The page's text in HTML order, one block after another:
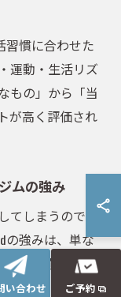
習慣に合わせた
運動・生活リズ
もの」から「当
が高く評価され
ムの強み
しまうのでは
の強みは、単な
くい体質づくり
い合わせ ご予約